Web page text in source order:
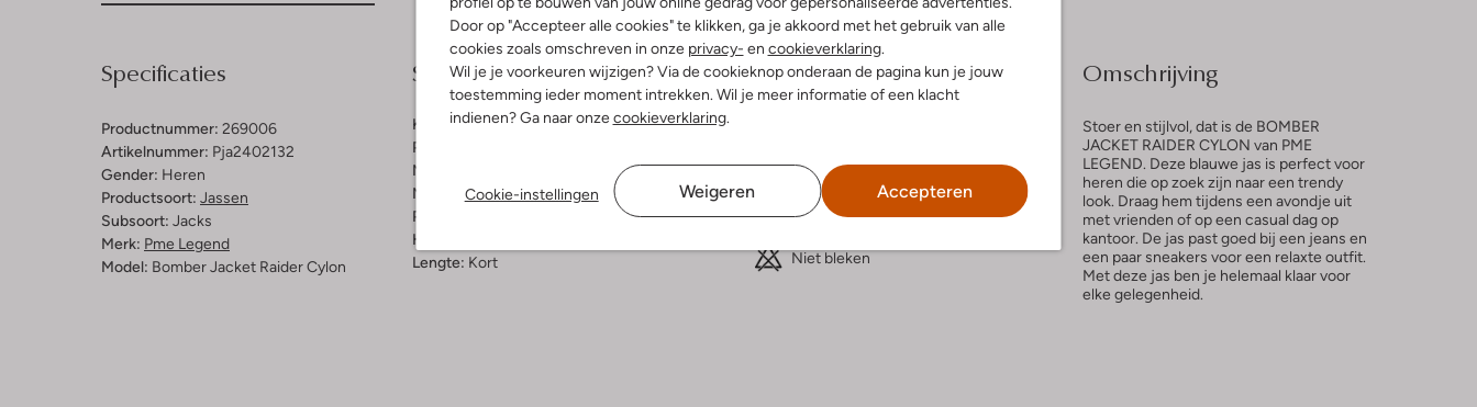
Door op "Accepteer alle cookies" te klikken, ga je akkoord met het gebruik van alle
cookies zoals omschreven in onze privacy- en cookieverklaring.
Wil je je voorkeuren wijzigen? Via de cookieknop onderaan de pagina kun je jouw
toestemming ieder moment intrekken. Wil je meer informatie of een klacht
indienen? Ga naar onzecookieverklaring.
Cookie-instellingen Weigeren Accepteren
Specificaties
Productnummer: 269006
Artikelnummer: Pja2402132
Gender: Heren
Productsoort: Jassen
Subsoort: Jacks
Merk: Pme Legend
Model: Bomber Jacket Raider Cylon
Samenstelling & Pasvorm
Kleur:Blauw
Patroon:
Materiaal:
Materiaalpercentages:100% Nylon
Pasvorm:
Halslijn:
Lengte: Kort
Wasvoorschriften
Strijken op maximaal 110 °C
Kan niet in de droogtrommel
Niet bleken
Omschrijving
Stoer en stijlvol, dat is de BOMBER
JACKET RAIDER CYLON van PME
LEGEND. Deze blauwe jas is perfect voor
heren die op zoek zijn naar een trendy
look. Draag hem tijdens een avondje uit
met vrienden of op een casual dag op
kantoor. De jas past goed bij een jeans en
een paar sneakers voor een relaxte outfit.
Met deze jas ben je helemaal klaar voor
elke gelegenheid.